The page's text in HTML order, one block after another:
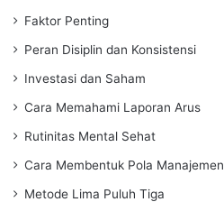
Faktor Penting
Peran Disiplin dan Konsistensi
Investasi dan Saham
Cara Memahami Laporan Arus
Rutinitas Mental Sehat
Cara Membentuk Pola Manajemen
Metode Lima Puluh Tiga